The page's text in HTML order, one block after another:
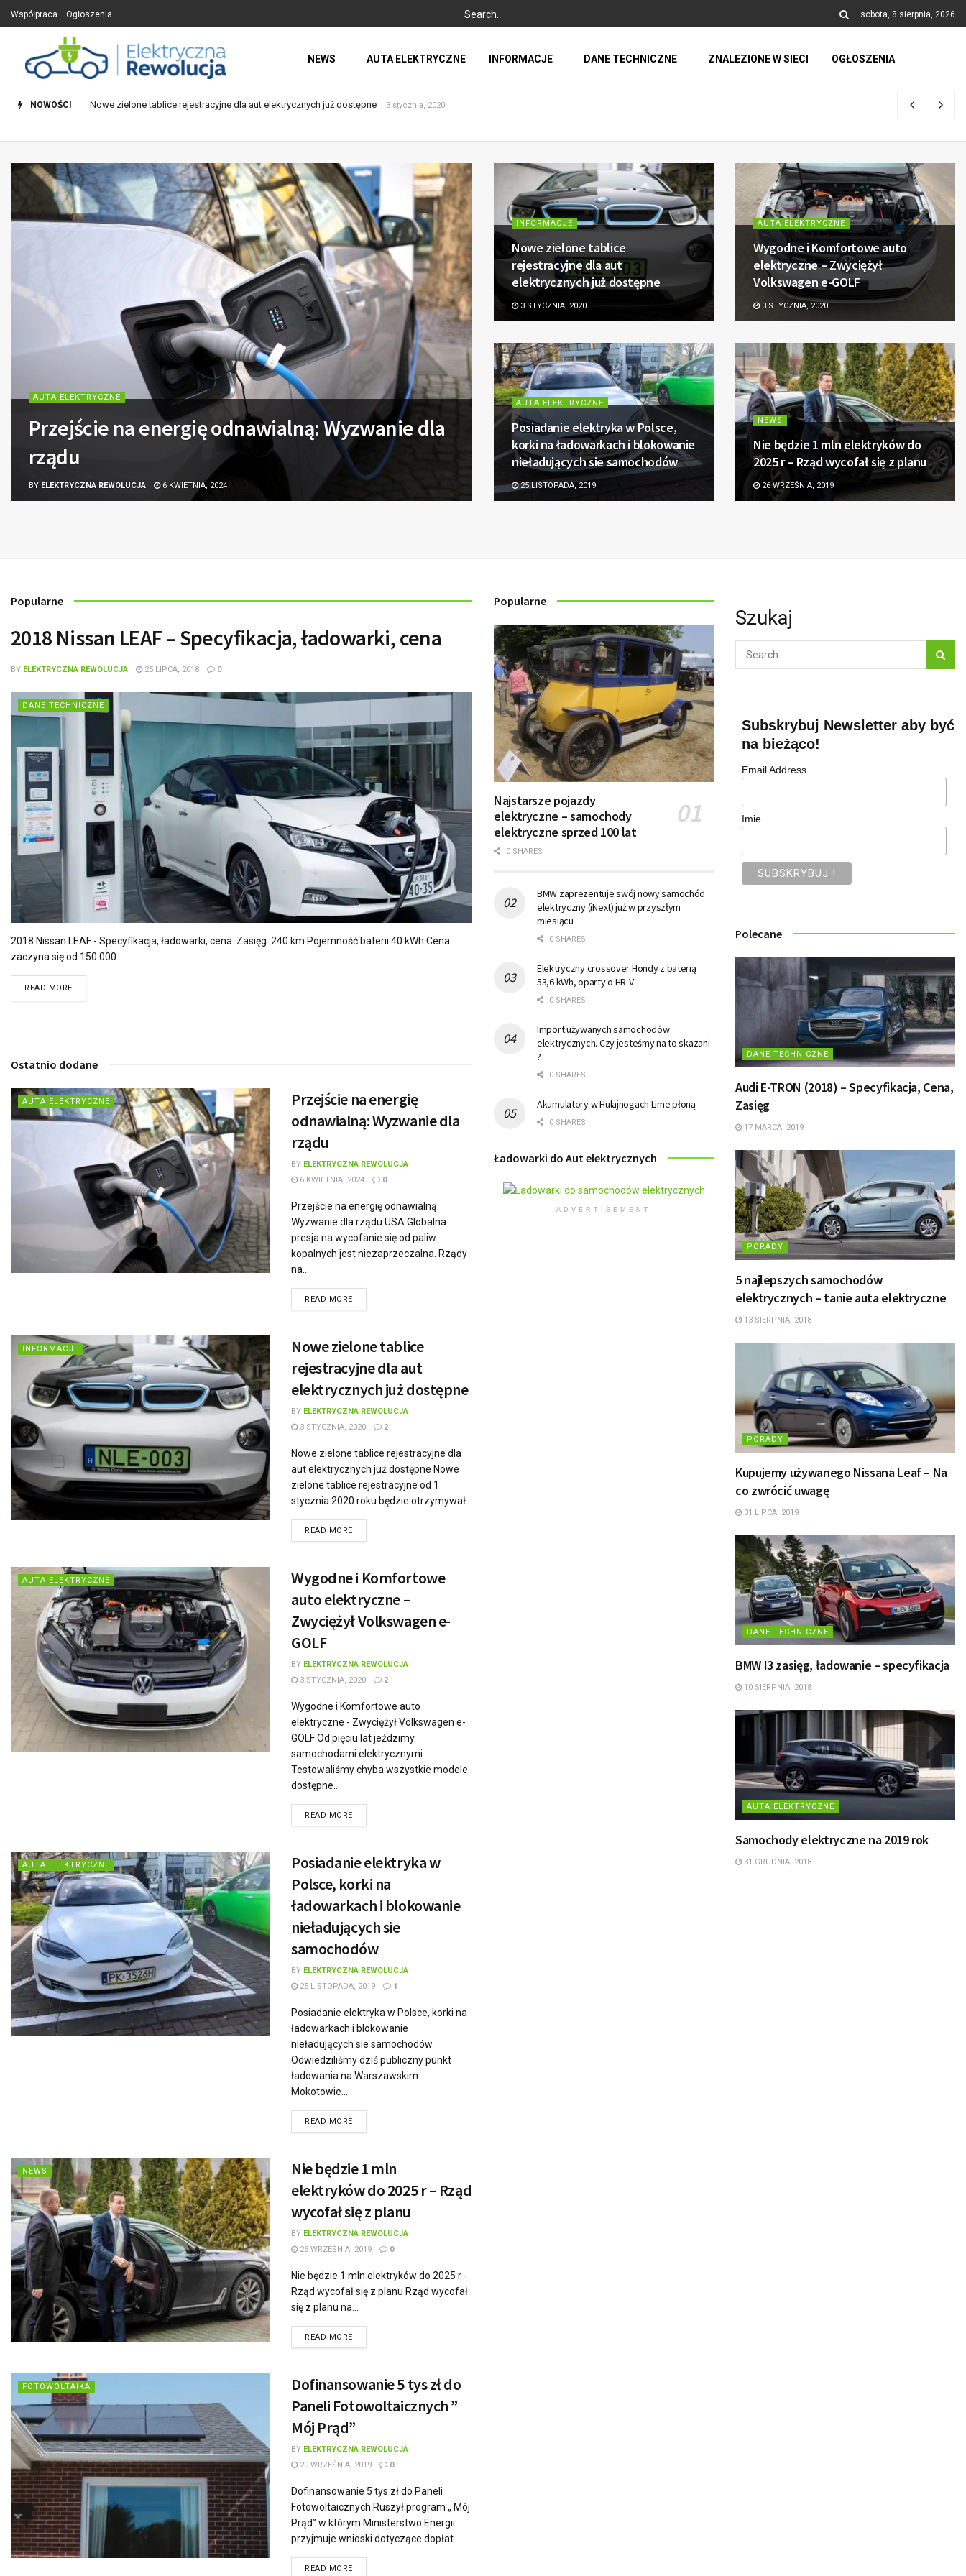
Współpraca Ogłoszenia sobota, 8 sierpnia, 2026
Elektryczna Rewolucja
NEWS AUTA ELEKTRYCZNE INFORMACJE DANE TECHNICZNE ZNALEZIONE W SIECI OGŁOSZENIA
NOWOŚCI Nowe zielone tablice rejestracyjne dla aut elektrycznych już dostępne 3 stycznia, 2020
AUTA ELEKTRYCZNE
Przejście na energię odnawialną: Wyzwanie dla
rządu
BY ELEKTRYCZNA REWOLUCJA 6 KWIETNIA, 2024
INFORMACJE
Nowe zielone tablice
rejestracyjne dla aut
elektrycznych już dostępne
3 STYCZNIA, 2020
AUTA ELEKTRYCZNE
Wygodne i Komfortowe auto
elektryczne – Zwyciężył
Volkswagen e-GOLF
3 STYCZNIA, 2020
AUTA ELEKTRYCZNE
Posiadanie elektryka w Polsce,
korki na ładowarkach i blokowanie
nieładujących sie samochodów
25 LISTOPADA, 2019
NEWS
Nie będzie 1 mln elektryków do
2025 r – Rząd wycofał się z planu
26 WRZEŚNIA, 2019
Popularne
2018 Nissan LEAF – Specyfikacja, ładowarki, cena
BY ELEKTRYCZNA REWOLUCJA 25 LIPCA, 2018 0
DANE TECHNICZNE
2018 Nissan LEAF - Specyfikacja, ładowarki, cena Zasięg: 240 km Pojemność baterii 40 kWh Cena
zaczyna się od 150 000...
READ MORE
Ostatnio dodane
AUTA ELEKTRYCZNE
Przejście na energię
odnawialną: Wyzwanie dla
rządu
BY ELEKTRYCZNA REWOLUCJA
6 KWIETNIA, 2024
0
Przejście na energię odnawialną:
Wyzwanie dla rządu USA Globalna
presja na wycofanie się od paliw
kopalnych jest niezaprzeczalna. Rządy
na...
READ MORE
INFORMACJE
Nowe zielone tablice
rejestracyjne dla aut
elektrycznych już dostępne
BY ELEKTRYCZNA REWOLUCJA
3 STYCZNIA, 2020
2
Nowe zielone tablice rejestracyjne dla
aut elektrycznych już dostępne Nowe
zielone tablice rejestracyjne od 1
stycznia 2020 roku będzie otrzymywał...
READ MORE
AUTA ELEKTRYCZNE
Wygodne i Komfortowe
auto elektryczne –
Zwyciężył Volkswagen e-
GOLF
BY ELEKTRYCZNA REWOLUCJA
3 STYCZNIA, 2020
2
Wygodne i Komfortowe auto
elektryczne - Zwyciężył Volkswagen e-
GOLF Od pięciu lat jeździmy
samochodami elektrycznymi.
Testowaliśmy chyba wszystkie modele
dostępne...
READ MORE
AUTA ELEKTRYCZNE
Posiadanie elektryka w
Polsce, korki na
ładowarkach i blokowanie
nieładujących sie
samochodów
BY ELEKTRYCZNA REWOLUCJA
25 LISTOPADA, 2019
1
Posiadanie elektryka w Polsce, korki na
ładowarkach i blokowanie
nieładujących sie samochodów
Odwiedziliśmy dziś publiczny punkt
ładowania na Warszawskim
Mokotowie....
READ MORE
NEWS
Nie będzie 1 mln
elektryków do 2025 r – Rząd
wycofał się z planu
BY ELEKTRYCZNA REWOLUCJA
26 WRZEŚNIA, 2019
0
Nie będzie 1 mln elektryków do 2025 r -
Rząd wycofał się z planu Rząd wycofał
się z planu na...
READ MORE
FOTOWOLTAIKA
Dofinansowanie 5 tys zł do
Paneli Fotowoltaicznych ”
Mój Prąd”
BY ELEKTRYCZNA REWOLUCJA
20 WRZEŚNIA, 2019
0
Dofinansowanie 5 tys zł do Paneli
Fotowoltaicznych Ruszył program „ Mój
Prąd” w którym Ministerstwo Energii
przyjmuje wnioski dotyczące dopłat...
READ MORE
Popularne
Najstarsze pojazdy
elektryczne – samochody
elektryczne sprzed 100 lat
0 SHARES
BMW zaprezentuje swój nowy samochód
elektryczny (iNext) już w przyszłym
miesiącu
0 SHARES
Elektryczny crossover Hondy z baterią
53,6 kWh, oparty o HR-V
0 SHARES
Import używanych samochodów
elektrycznych. Czy jesteśmy na to skazani
?
0 SHARES
Akumulatory w Hulajnogach Lime płoną
0 SHARES
Ładowarki do Aut elektrycznych
ADVERTISEMENT
Szukaj
Subskrybuj Newsletter aby być
na bieżąco!
Email Address
Imie
Polecane
DANE TECHNICZNE
Audi E-TRON (2018) – Specyfikacja, Cena,
Zasięg
17 MARCA, 2019
PORADY
5 najlepszych samochodów
elektrycznych – tanie auta elektryczne
13 SIERPNIA, 2018
PORADY
Kupujemy używanego Nissana Leaf – Na
co zwrócić uwagę
31 LIPCA, 2019
DANE TECHNICZNE
BMW I3 zasięg, ładowanie – specyfikacja
10 SIERPNIA, 2018
AUTA ELEKTRYCZNE
Samochody elektryczne na 2019 rok
31 GRUDNIA, 2018